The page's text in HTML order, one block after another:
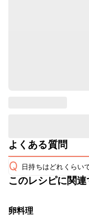
よくある質問
Q 日持ちはどれくらい
保存期間は冷蔵で翌
※日持ちは目安です。
このレシピに関
卵料理